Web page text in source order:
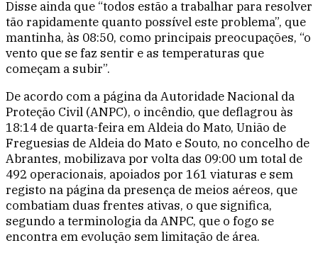
Disse ainda que “todos estão a trabalhar para resolver
tão rapidamente quanto possível este problema”, que
mantinha, às 08:50, como principais preocupações, “o
vento que se faz sentir e as temperaturas que
começam a subir”.
De acordo com a página da Autoridade Nacional da
Proteção Civil (ANPC), o incêndio, que deflagrou às
18:14 de quarta-feira em Aldeia do Mato, União de
Freguesias de Aldeia do Mato e Souto, no concelho de
Abrantes, mobilizava por volta das 09:00 um total de
492 operacionais, apoiados por 161 viaturas e sem
registo na página da presença de meios aéreos, que
combatiam duas frentes ativas, o que significa,
segundo a terminologia da ANPC, que o fogo se
encontra em evolução sem limitação de área.